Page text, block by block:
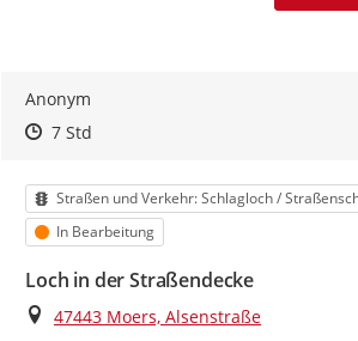
Anonym
Zeitpunkt des Erstellens
Zeitpunkt des Erstellens
7 StdZur Äußerung
Kategorie
Straßen und Verkehr: Schlagloch /
Status
In Bearbeitung
Loch in der Straßendecke
Ort
47443 Moers, Alsenstraße